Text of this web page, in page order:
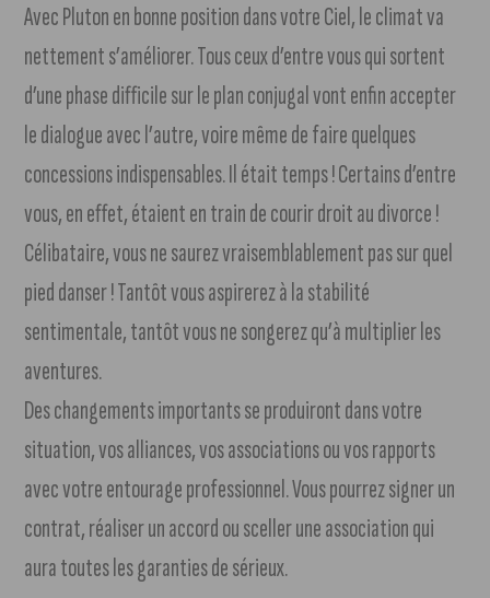
Avec Pluton en bonne position dans votre Ciel, le climat va
nettement s’améliorer. Tous ceux d’entre vous qui sortent
d’une phase difficile sur le plan conjugal vont enfin accepter
le dialogue avec l’autre, voire même de faire quelques
concessions indispensables. Il était temps ! Certains d’entre
vous, en effet, étaient en train de courir droit au divorce !
Célibataire, vous ne saurez vraisemblablement pas sur quel
pied danser ! Tantôt vous aspirerez à la stabilité
sentimentale, tantôt vous ne songerez qu’à multiplier les
aventures.
Des changements importants se produiront dans votre
situation, vos alliances, vos associations ou vos rapports
avec votre entourage professionnel. Vous pourrez signer un
contrat, réaliser un accord ou sceller une association qui
aura toutes les garanties de sérieux.